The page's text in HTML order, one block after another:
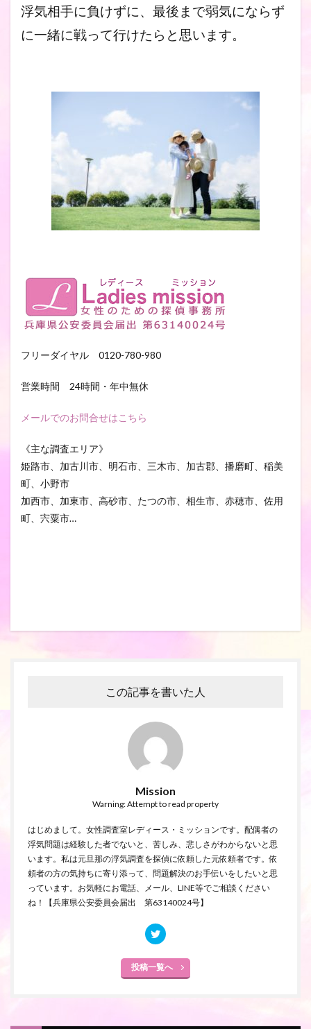
浮気相手に負けずに、最後まで弱気にならず
に一緒に戦って行けた らと思います。
フリーダイヤル 0120-780-980
営業時間 24時間・年中無休
メールでのお問合せはこちら
《主な調査エリア》
姫路市、加古川市、明石市、三木市、加古郡、播磨町、稲美
町、小野市
加西市、加東市、高砂市、たつの市、相生市、赤穂市、佐用
町、宍粟市…
この記事を書いた人
Mission
Warning: Attempt to read property
はじめまして。女性調査室レディース・ミッションです。配偶者の
浮気問題は経験した者でないと、苦しみ、悲しさがわからないと思
います。私は元旦那の浮気調査を探偵に依頼した元依頼者です。依
頼者の方の気持ちに寄り添って、問題解決のお手伝いをしたいと思
っています。お気軽にお電話、メール、LINE等でご相談ください
ね！【兵庫県公安委員会届出 第63140024号】
投稿一覧へ